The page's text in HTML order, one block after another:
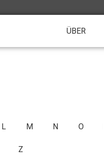
ÜBER
L M N O
Z